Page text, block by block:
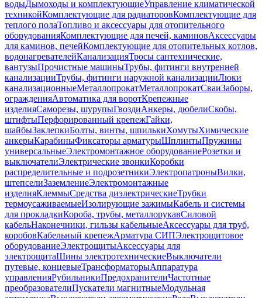
водыДымоходы и комплектующиеУправление климатической
техникойКомплектующие для радиаторовКомплектующие для
теплого полаТопливо и аксессуары для отопительного
оборудованияКомплектующие для печей, каминовАксессуары
для каминов, печейКомплектующие для отопительных котлов,
водонагревателейКанализацияТросы сантехнические,
вантузыПрочистные машиныТрубы, фитинги внутренней
канализацииТрубы, фитинги наружной канализацииЛюки
канализационныеМеталлопрокатМеталлопрокатСваиЗаборы,
огражденияАвтоматика для воротКрепежные
изделияСаморезы, шурупыГвоздиАнкеры, дюбелиСкобы,
штифтыПерфорированный крепежГайки,
шайбыЗаклепкиБолты, винты, шпилькиХомутыХимические
анкерыКарабиныФиксаторы арматурыШплинтыПружины
универсальныеЭлектромонтажное оборудованиеРозетки и
выключателиЭлектрические звонкиКоробки
распределительные и подрозетникиЭлектропатроныВилки,
штепселиЗаземлениеЭлектромонтажные
изделияКлеммыСредства диэлектрическиеТрубки
термоусаживаемыеИзолирующие зажимыКабель и системы
для прокладкиКороба, трубы, металлорукавСиловой
кабельНаконечники, гильзы кабельныеАксессуары для труб,
коробовКабельный крепежАрматура СИПЭлектрощитовое
оборудованиеЭлектрощитыАксессуары для
электрощитаШины электротехническиеВыключатели
путевые, концевыеТрансформаторыАппаратура
управленияРубильникиПредохранителиЧастотные
преобразователиПускатели магнитныеМодульная